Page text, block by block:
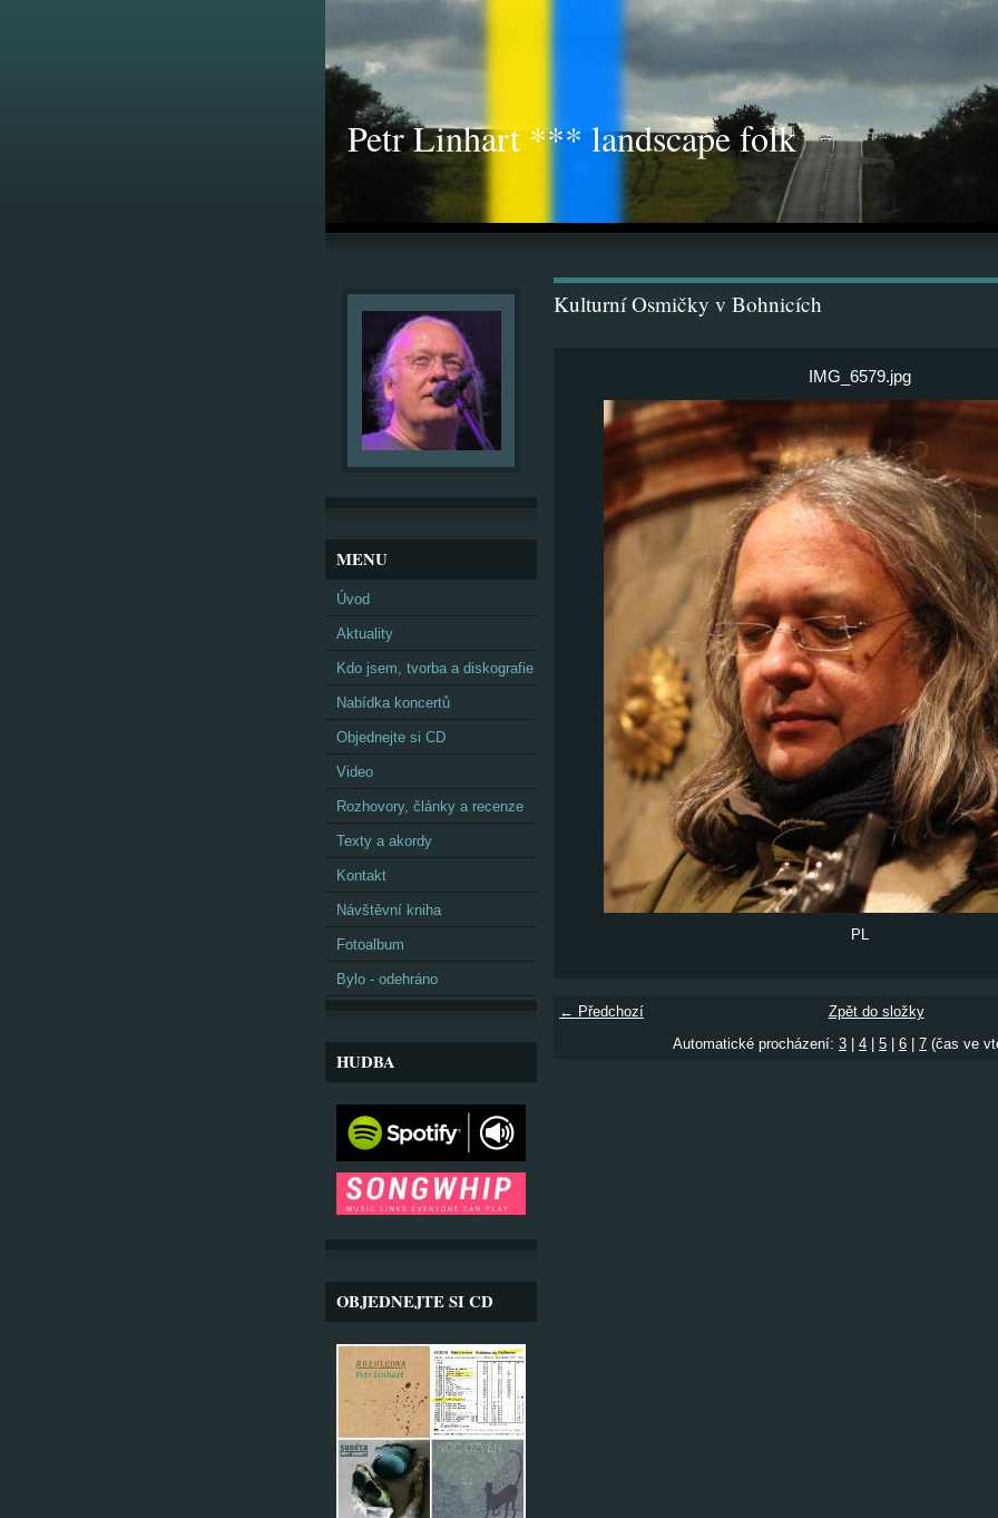
Petr Linhart *** landscape folk
Kulturní Osmičky v Bohnicích
IMG_6579.jpg
PL
← Předchozí
Zpět do složky
Automatické procházení: 3 4 5 6 7 (čas ve
MENU
Úvod
Aktuality
Kdo jsem, tvorba a diskografie
Nabídka koncertů
Objednejte si CD
Video
Rozhovory, články a recenze
Texty a akordy
Kontakt
Návštěvní kniha
Fotoalbum
Bylo - odehráno
HUDBA
OBJEDNEJTE SI CD